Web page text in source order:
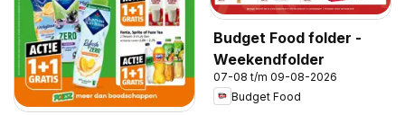
Budget Food folder -
Weekendfolder
07-08 t/m 09-08-2026
Budget Food